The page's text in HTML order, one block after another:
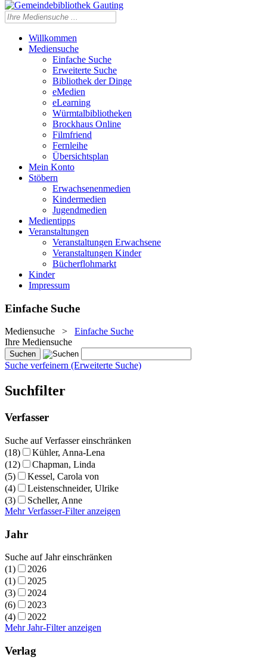
Willkommen
Mediensuche
Einfache Suche
Erweiterte Suche
Bibliothek der Dinge
eMedien
eLearning
Würmtalbibliotheken
Brockhaus Online
Filmfriend
Fernleihe
Übersichtsplan
Mein Konto
Stöbern
Erwachsenenmedien
Kindermedien
Jugendmedien
Medientipps
Veranstaltungen
Veranstaltungen Erwachsene
Veranstaltungen Kinder
Bücherflohmarkt
Kinder
Impressum
Einfache Suche
Mediensuche > Einfache Suche
Ihre Mediensuche
Suche verfeinern (Erweiterte Suche)
Suchfilter
Verfasser
Suche auf Verfasser einschränken
(18)
Kühler, Anna-Lena
(12)
Chapman, Linda
(5)
Kessel, Carola von
(4)
Leistenschneider, Ulrike
(3)
Scheller, Anne
Mehr Verfasser-Filter anzeigen
Jahr
Suche auf Jahr einschränken
(1)
2026
(1)
2025
(3)
2024
(6)
2023
(4)
2022
Mehr Jahr-Filter anzeigen
Verlag